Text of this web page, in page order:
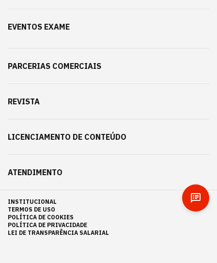
EVENTOS EXAME
PARCERIAS COMERCIAIS
REVISTA
LICENCIAMENTO DE CONTEÚDO
ATENDIMENTO
INSTITUCIONAL
TERMOS DE USO
POLÍTICA DE COOKIES
POLÍTICA DE PRIVACIDADE
LEI DE TRANSPARÊNCIA SALARIAL